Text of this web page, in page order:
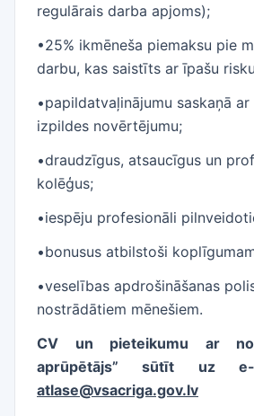
regulārais darba apjoms);
•25% ikmēneša piemaksu pie
darbu, kas saistīts ar īpašu
•papildatvaļinājumu saskaņā
izpildes novērtējumu;
•draudzīgus, atsaucīgus un
kolēģus;
•iespēju profesionāli
•bonusus atbilstoši
•veselības apdrošināšanas
nostrādātiem mēnešiem.
CV un pieteikumu ar
aprūpētājs” sūtīt uz e-
atlase@vsacriga.gov.lv